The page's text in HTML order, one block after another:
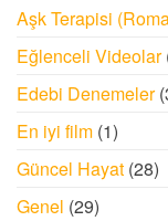
Aşk Terapisi
Eğlenceli Videolar
Edebi Denemeler
En iyi film (1)
Güncel Hayat (28)
Genel (29)